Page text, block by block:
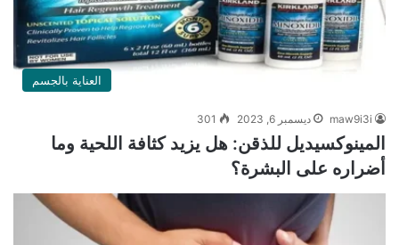
العناية بالجسم
maw9i3i ديسمبر 6, 2023 301
المينوكسيديل للذقن: هل يزيد كثافة اللحية وما
أضراره على البشرة؟